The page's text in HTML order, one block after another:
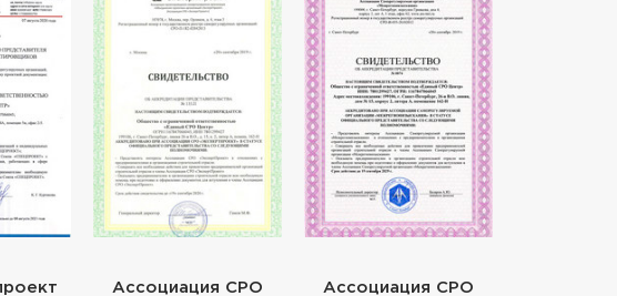
Ассоциация СРО
Ассоциация СРО